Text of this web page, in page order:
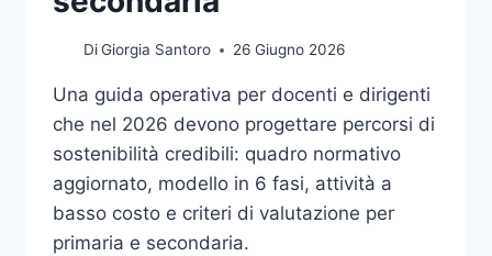
DiGiorgia Santoro 26 Giugno 2026
Una guida operativa per docenti e dirigenti
che nel 2026 devono progettare percorsi di
sostenibilità credibili: quadro normativo
aggiornato, modello in 6 fasi, attività a
basso costo e criteri di valutazione per
primaria e secondaria.